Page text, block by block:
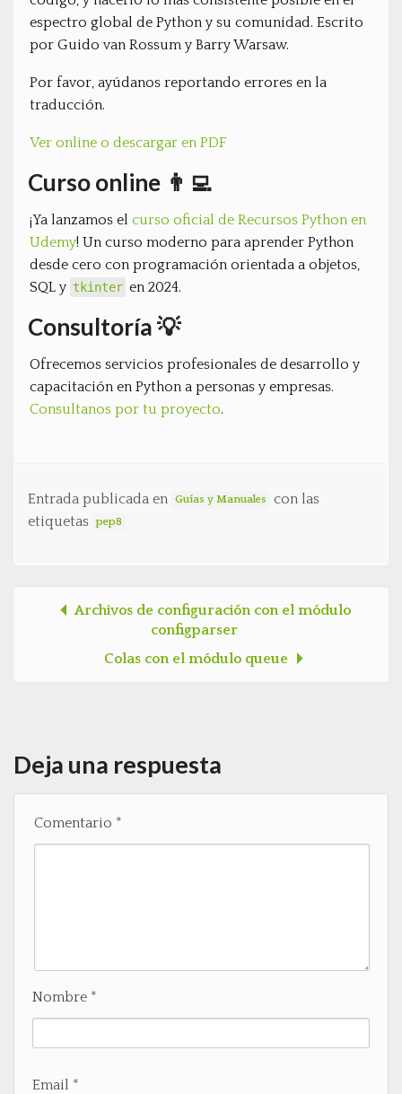
espectro global de Python y su comunidad. Escrito
por Guido van Rossum y Barry Warsaw.
Por favor, ayúdanos reportando errores en la
traducción.
Ver online o descargar en PDF
Curso online 👨‍💻
¡Ya lanzamos el curso oficial de Recursos Python en
Udemy! Un curso moderno para aprender Python
desde cero con programación orientada a objetos,
SQL y tkinter en 2024.
Consultoría 💡
Ofrecemos servicios profesionales de desarrollo y
capacitación en Python a personas y empresas.
Consultanos por tu proyecto.
Entrada publicada en Guías y Manuales
con las
etiquetas
pep8
Post navigation
Archivos de configuración con el módulo
configparser
Colas con el módulo queue
Deja una respuesta
Comentario *
Nombre *
Email *